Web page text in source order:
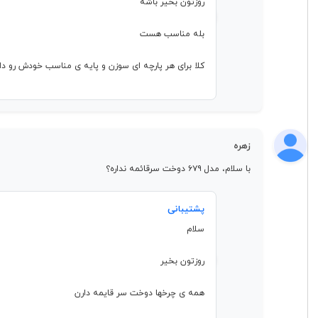
روزتون بخیر باشه
بله مناسب هست
کلا برای هر پارچه ای سوزن و پایه ی مناسب خودش رو
زهره
با سلام، مدل ۶۷۹ دوخت سرقائمه نداره؟
پشتیبانی
سلام
روزتون بخیر
همه ی چرخها دوخت سر قایمه دارن